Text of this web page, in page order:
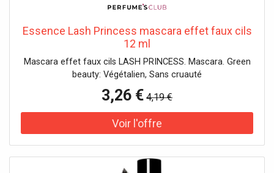
Essence Lash Princess mascara effet faux cils
12 ml
Mascara effet faux cils LASH PRINCESS. Mascara. Green
beauty: Végétalien, Sans cruauté
3,26 € 4,19 €